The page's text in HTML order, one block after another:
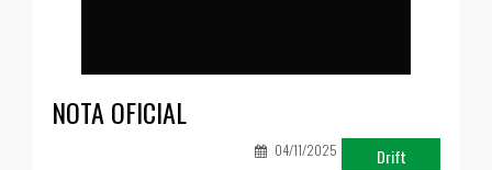
NOTA OFICIAL
Drift
04/11/2025